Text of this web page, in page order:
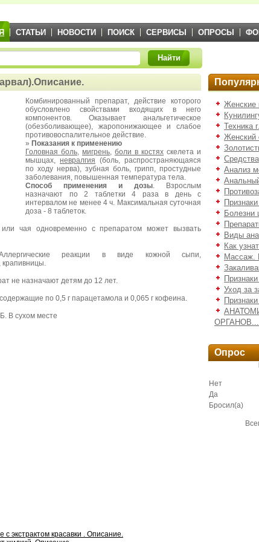
СТАТЬИ НОВОСТИ ПОИСК СЕРВИСЫ ОПРОСЫ
Найти
Комбинированный препарат, действие которого
обусловлено свойствами входящих в него
компонентов. Оказывает анальгетическое
(обезболивающее), жаропонижающее и слабое
противовоспалительное действие.
» Показания к применению
Головная боль, мигрень, боли в костях скелета и
мышцах, невралгия (боль, распространяющаяся
по ходу нерва), зубная боль, грипп, простудные
заболевания, повышенная температура тела.
Способ применения и дозы. Взрослым
назначают по 2 таблетки 4 раза в день с
интервалом не менее 4 ч. Максимальная суточная
доза - 8 таблеток.
чая одновременно с препаратом может вызвать
реакции в виде кожной сыпи,
крапивницы.
не назначают детям до 12 лет.
по 0,5 г парацетамола и 0,065 г кофеина.
В сухом месте
с экстрактом красавки . Описание.
Женские
Техника
Женский
Анализ
Болезни
Виды
Как
Массаж.
Уход за
ОРГАНОВ...
Опрос
Нет
Да
Бросил(а)